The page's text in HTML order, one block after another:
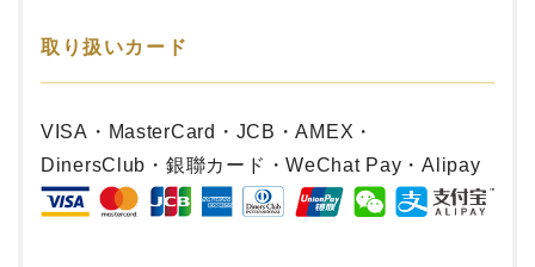
取り扱いカード
VISA・MasterCard・JCB・AMEX・
DinersClub・銀聯カード・WeChat Pay・Alipay